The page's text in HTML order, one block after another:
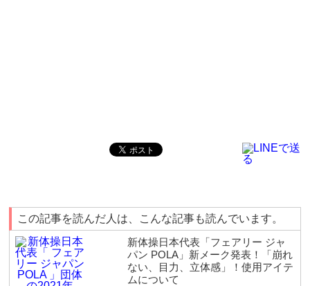
この記事を読んだ人は、こんな記事も読んでいます。
新体操日本代表「フェアリー ジャ
パン POLA」新メーク発表！「崩れ
ない、目力、立体感」！使用アイテ
ムについて